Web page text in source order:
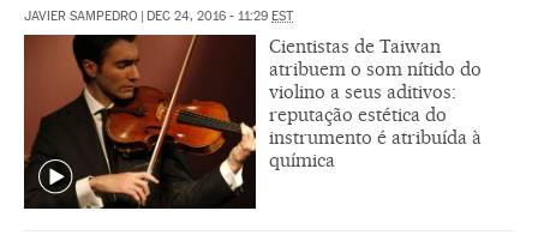
JAVIER SAMPEDRO | DEC 24, 2016 - 11:29 EST
Cientistas de Taiwan
atribuem o som nítido do
violino a seus aditivos:
reputação estética do
instrumento é atribuída à
química